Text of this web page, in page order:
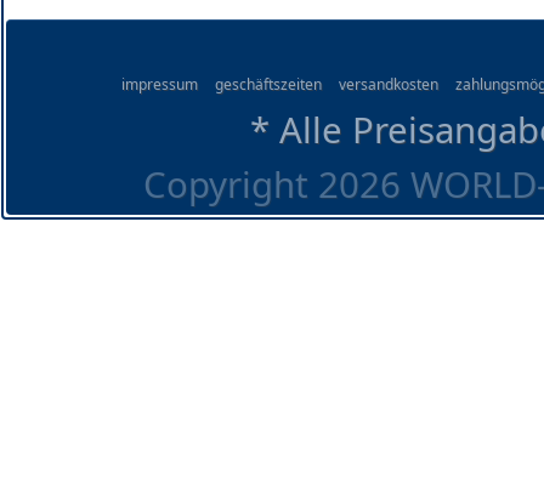
impressum geschäftszeiten versandkosten
* Alle
Copyright 2026